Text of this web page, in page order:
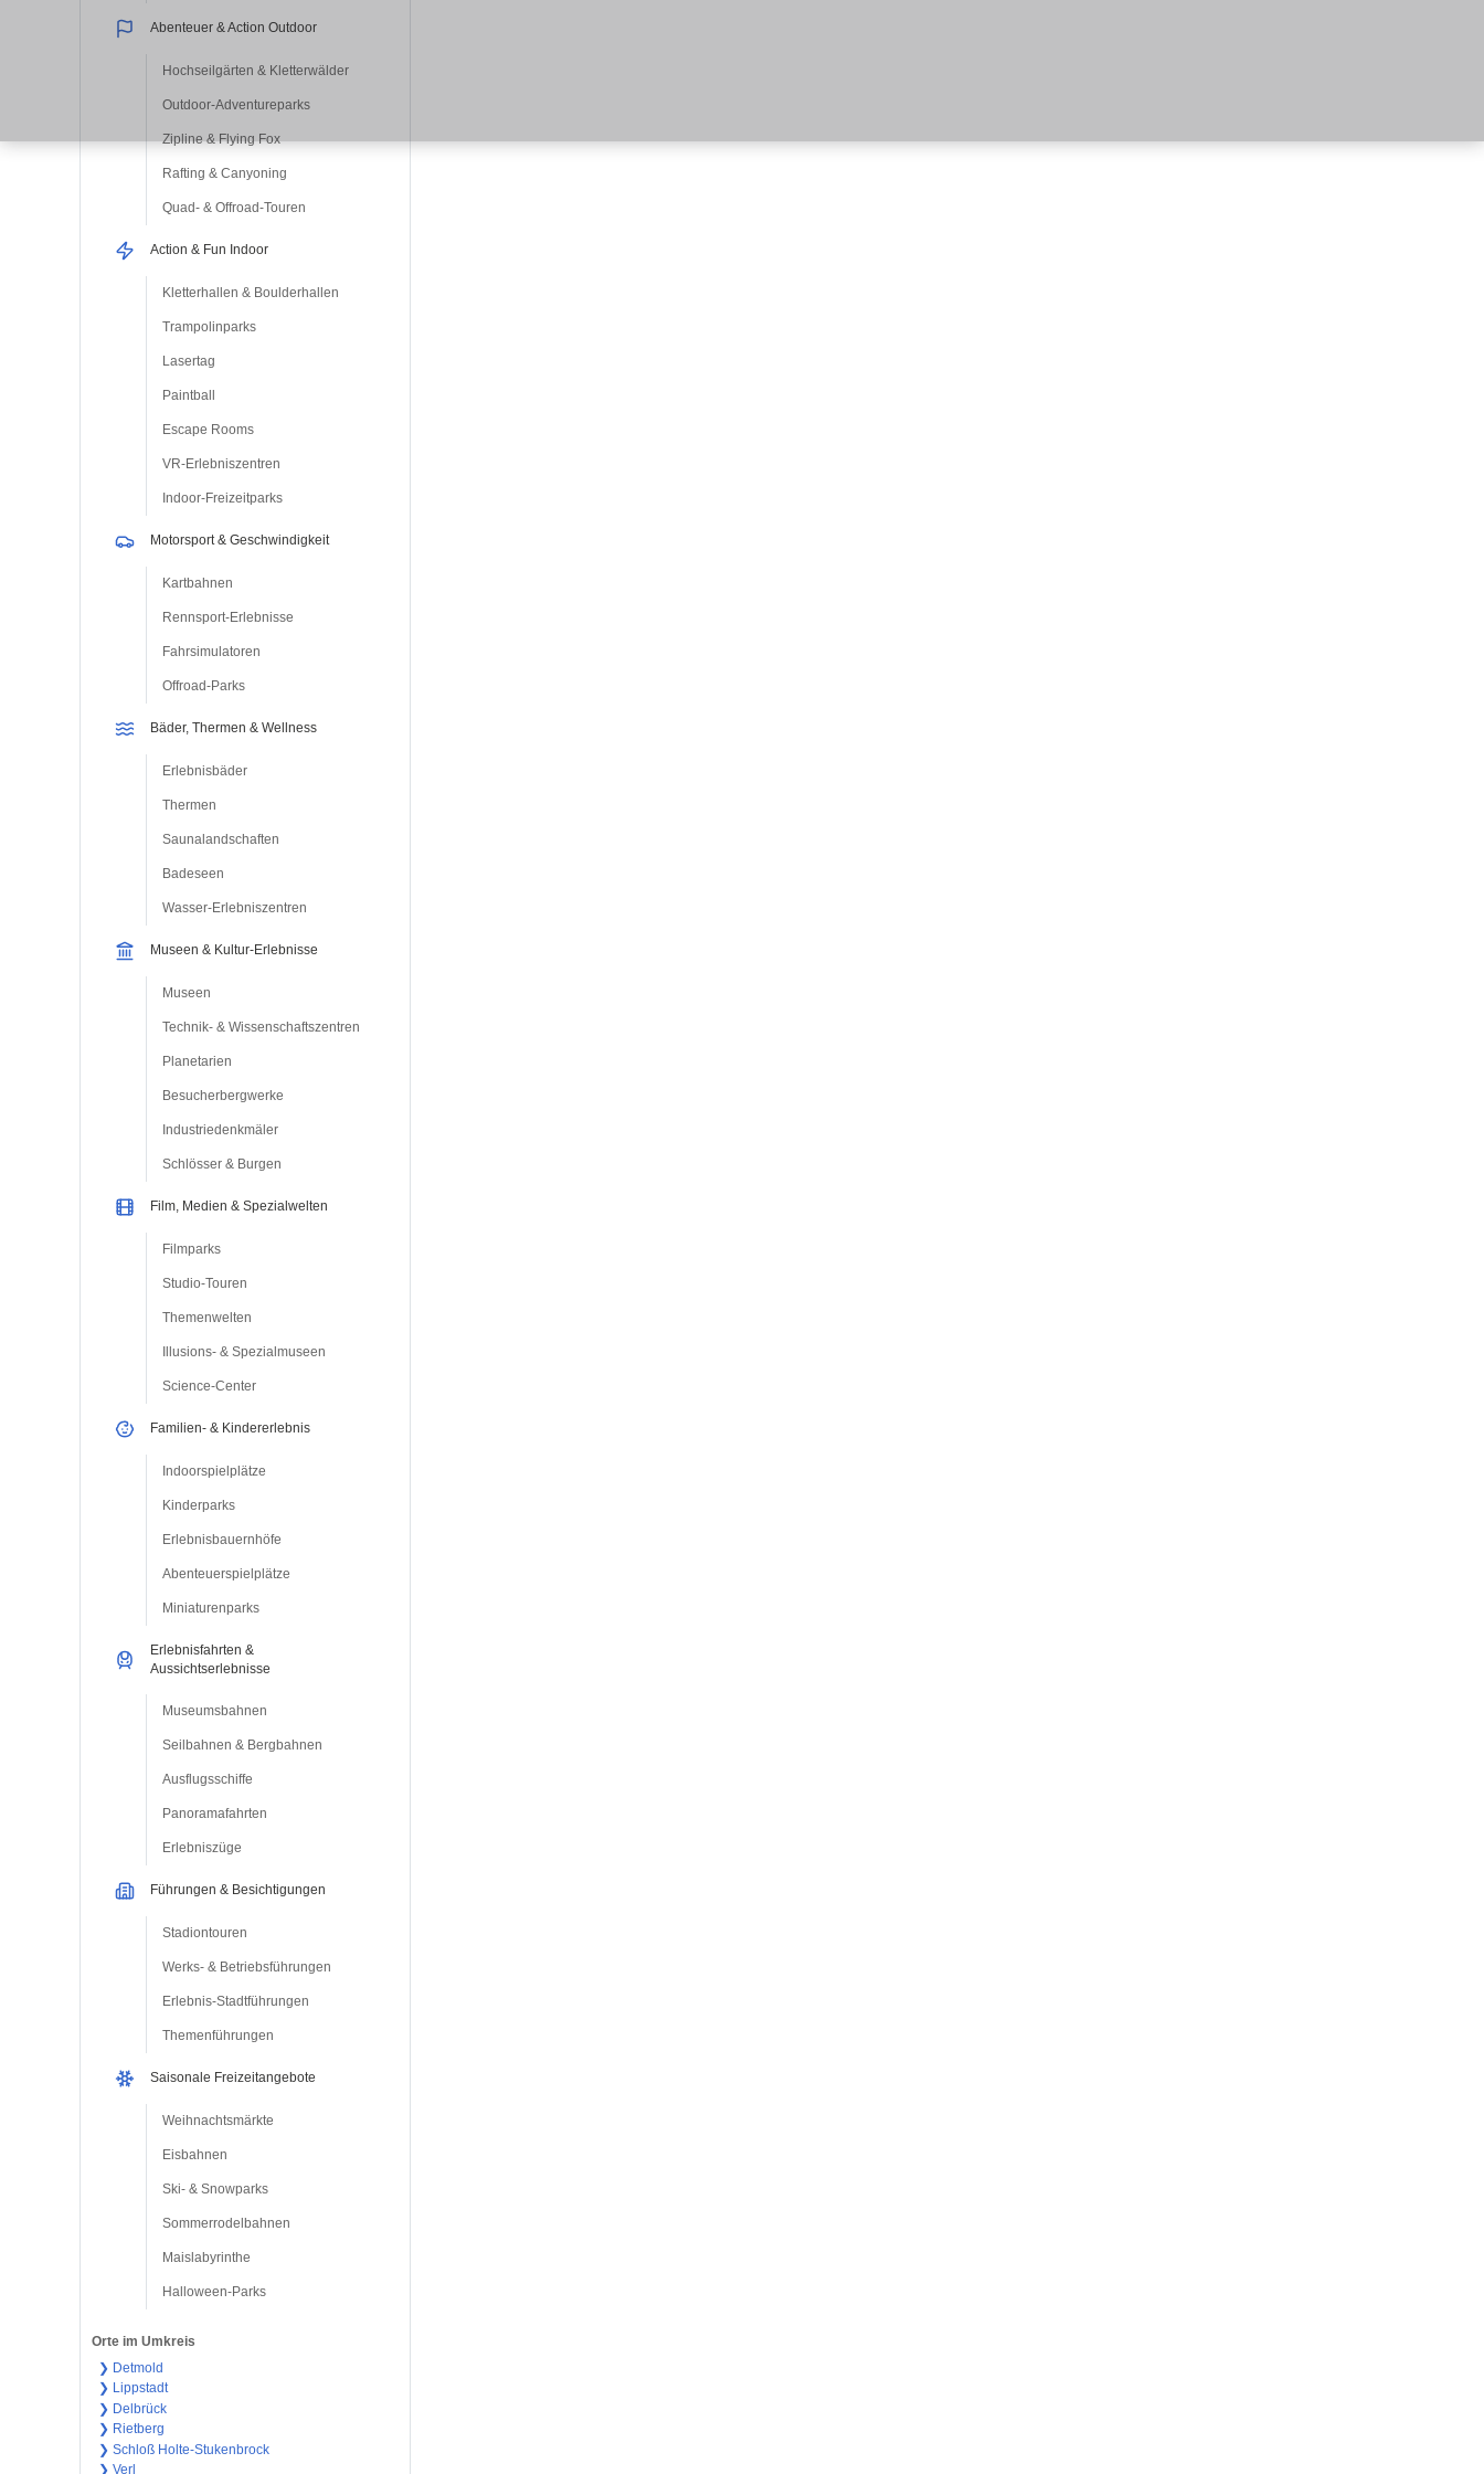
Abenteuer & Action Outdoor
Hochseilgärten & Kletterwälder
Outdoor-Adventureparks
Zipline & Flying Fox
Rafting & Canyoning
Quad- & Offroad-Touren
Action & Fun Indoor
Kletterhallen & Boulderhallen
Trampolinparks
Lasertag
Paintball
Escape Rooms
VR-Erlebniszentren
Indoor-Freizeitparks
Motorsport & Geschwindigkeit
Kartbahnen
Rennsport-Erlebnisse
Fahrsimulatoren
Offroad-Parks
Bäder, Thermen & Wellness
Erlebnisbäder
Thermen
Saunalandschaften
Badeseen
Wasser-Erlebniszentren
Museen & Kultur-Erlebnisse
Museen
Technik- & Wissenschaftszentren
Planetarien
Besucherbergwerke
Industriedenkmäler
Schlösser & Burgen
Film, Medien & Spezialwelten
Filmparks
Studio-Touren
Themenwelten
Illusions- & Spezialmuseen
Science-Center
Familien- & Kindererlebnis
Indoorspielplätze
Kinderparks
Erlebnisbauernhöfe
Abenteuerspielplätze
Miniaturenparks
Erlebnisfahrten &
Aussichtserlebnisse
Museumsbahnen
Seilbahnen & Bergbahnen
Ausflugsschiffe
Panoramafahrten
Erlebniszüge
Führungen & Besichtigungen
Stadiontouren
Werks- & Betriebsführungen
Erlebnis-Stadtführungen
Themenführungen
Saisonale Freizeitangebote
Weihnachtsmärkte
Eisbahnen
Ski- & Snowparks
Sommerrodelbahnen
Maislabyrinthe
Halloween-Parks
Orte im Umkreis
❯ Detmold
❯ Lippstadt
❯ Delbrück
❯ Rietberg
❯ Schloß Holte-Stukenbrock
❯ Verl